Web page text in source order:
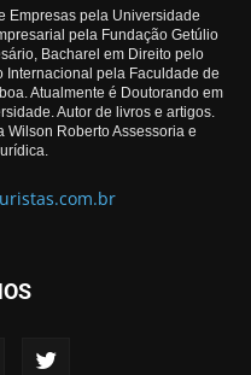
Empresas pela Universidade
pela Fundação Getúlio
Bacharel em Direito pelo
Internacional pela Faculdade de
Atualmente é Doutorando em
Autor de livros e artigos.
Wilson Roberto Assessoria e